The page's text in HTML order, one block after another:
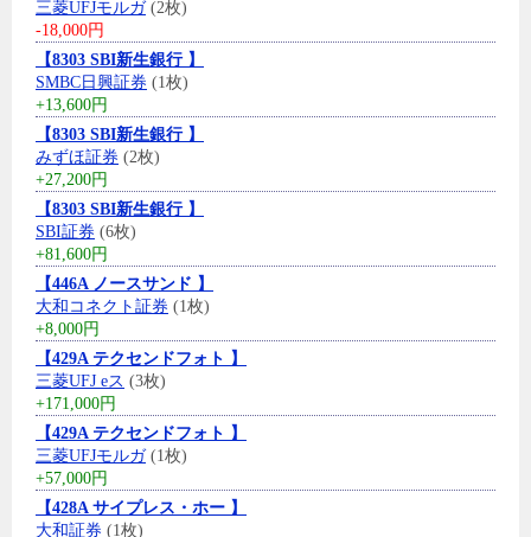
三菱UFJモルガ(2枚)
-18,000円
【8303 SBI新生銀行 】
SMBC日興証券 (1枚)
+13,600円
【8303 SBI新生銀行 】
みずほ証券 (2枚)
+27,200円
【8303 SBI新生銀行 】
SBI証券 (6枚)
+81,600円
【446A ノースサンド 】
大和コネクト証券 (1枚)
+8,000円
【429A テクセンドフォト 】
三菱UFJ eス (3枚)
+171,000円
【429A テクセンドフォト 】
三菱UFJモルガ(1枚)
+57,000円
【428A サイプレス・ホー 】
大和証券 (1枚)